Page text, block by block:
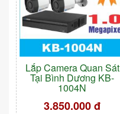
Lắp Camera Quan Sát
Tại Bình Dương KB-
1004N
3.850.000 đ